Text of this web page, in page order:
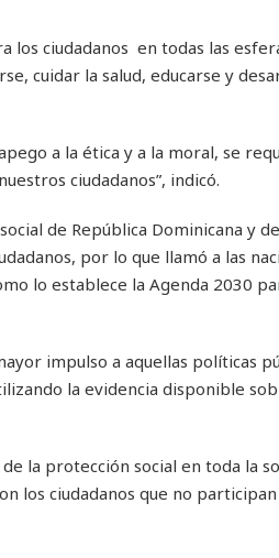
ciudadanos en todas las
cuidar la salud, educarse y
a la ética y a la moral, se
ciudadanos”, indicó.
de República Dominicana y
por lo que llamó a las
lo establece la Agenda 2030
impulso a aquellas políticas
la evidencia disponible
la protección social en toda la
los ciudadanos que no